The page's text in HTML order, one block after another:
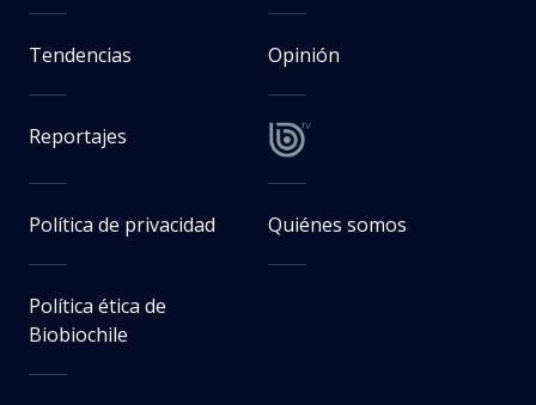
Tendencias Opinión
Reportajes
Política de privacidad Quiénes somos
Política ética de
Biobiochile